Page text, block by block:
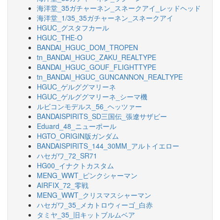
海洋堂_35ガチャーネン_スネークアイ_レッドヘッド
海洋堂_1/35_35ガチャーネン_スネークアイ
HGUC_グスタフカール
HGUC_THE-O
BANDAI_HGUC_DOM_TROPEN
tn_BANDAI_HGUC_ZAKU_REALTYPE
BANDAI_HGUC_GOUF_FLIGHTTYPE
tn_BANDAI_HGUC_GUNCANNON_REALTYPE
HGUC_ゲルググマリーネ
HGUC_ゲルググマリーネ_シーマ機
ルビコンモデルス_56_ヘッツァー
BANDAISPIRITS_SD三国伝_張遼サザビー
Eduard_48_ニューポール
HGTO_ORIGIN版ガンダム
BANDAISPIRITS_144_30MM_アルトイエロー
ハセガワ_72_SR71
HG00_イナクトカスタム
MENG_WWT_ピンクシャーマン
AIRFIX_72_零戦
MENG_WWT_クリスマスシャーマン
ハセガワ_35_メカトロウィーゴ_白赤
タミヤ_35_旧キットブルムベア